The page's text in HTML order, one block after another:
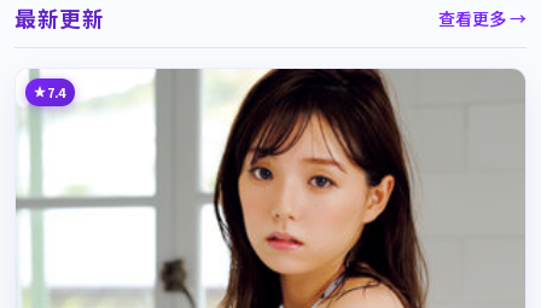
最新更新 查看更多 →
7.4